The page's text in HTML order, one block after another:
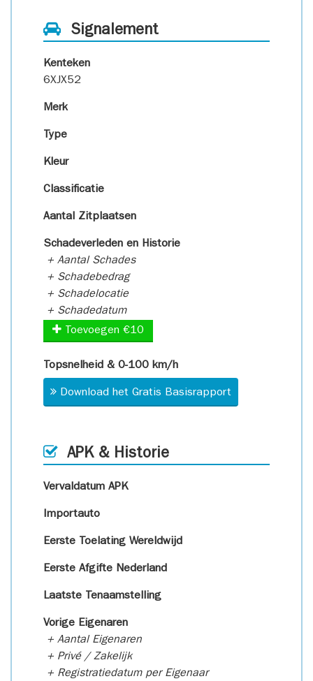
Signalement
Kenteken
6XJX52
Merk
Type
Kleur
Classificatie
Aantal Zitplaatsen
Schadeverleden en Historie
+ Aantal Schades
+ Schadebedrag
+ Schadelocatie
+ Schadedatum
Toevoegen €10
Topsnelheid & 0-100 km/h
Download het Gratis Basisrapport
APK & Historie
Vervaldatum APK
Importauto
Eerste Toelating Wereldwijd
Eerste Afgifte Nederland
Laatste Tenaamstelling
Vorige Eigenaren
+ Aantal Eigenaren
+ Privé / Zakelijk
+ Registratiedatum per Eigenaar